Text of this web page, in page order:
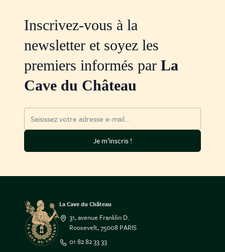
Inscrivez-vous à la
newsletter et soyez les
premiers informés par La
Cave du Château
Je m’inscris !
La Cave du Château
31, avenue Franklin D.
Roosevelt, 75008 PARIS
01 82 82 33 33